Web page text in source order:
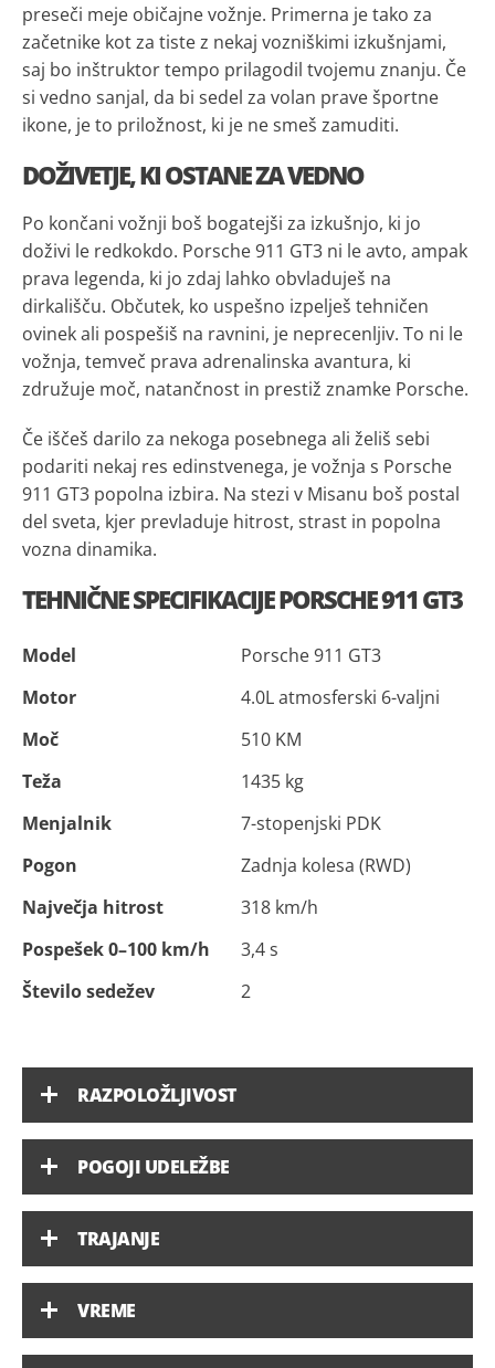
preseči meje običajne vožnje. Primerna je tako za
začetnike kot za tiste z nekaj vozniškimi izkušnjami,
saj bo inštruktor tempo prilagodil tvojemu znanju. Če
si vedno sanjal, da bi sedel za volan prave športne
ikone, je to priložnost, ki je ne smeš zamuditi.
DOŽIVETJE, KI OSTANE ZA VEDNO
Po končani vožnji boš bogatejši za izkušnjo, ki jo
doživi le redkokdo. Porsche 911 GT3 ni le avto, ampak
prava legenda, ki jo zdaj lahko obvladuješ na
dirkališču. Občutek, ko uspešno izpelješ tehničen
ovinek ali pospešiš na ravnini, je neprecenljiv. To ni le
vožnja, temveč prava adrenalinska avantura, ki
združuje moč, natančnost in prestiž znamke Porsche.
Če iščeš darilo za nekoga posebnega ali želiš sebi
podariti nekaj res edinstvenega, je vožnja s Porsche
911 GT3 popolna izbira. Na stezi v Misanu boš postal
del sveta, kjer prevladuje hitrost, strast in popolna
vozna dinamika.
TEHNIČNE SPECIFIKACIJE PORSCHE 911 GT3
Model
Porsche 911 GT3
Motor
4.0L atmosferski 6-valjni
Moč
510 KM
Teža
1435 kg
Menjalnik
7-stopenjski PDK
Pogon
Zadnja kolesa (RWD)
Največja hitrost
318 km/h
Pospešek 0–100 km/h
3,4 s
Število sedežev
2
RAZPOLOŽLJIVOST
POGOJI UDELEŽBE
TRAJANJE
VREME